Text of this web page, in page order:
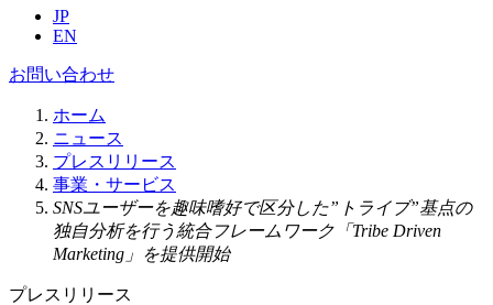
JP
EN
お問い合わせ
ホーム
ニュース
プレスリリース
事業・サービス
SNSユーザーを趣味嗜好で区分した”トライブ”基点の
独自分析を行う統合フレームワーク「Tribe Driven
Marketing」を提供開始
プレスリリース